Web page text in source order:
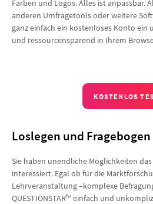
Farben und Logos. Alles ist anpassbar.
anderen Umfragetools oder weitere
ganz einfach ein kostenloses Konto ein
und ressourcensparend in Ihrem
KOSTENLOS
Loslegen und
Sie haben unendliche Möglichkeiten
interessiert. Egal ob für die
Lehrveranstaltung –komplexe
QUESTIONSTAR™ einfach und